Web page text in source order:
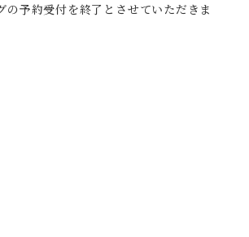
予約受付を終了とさせていただきま